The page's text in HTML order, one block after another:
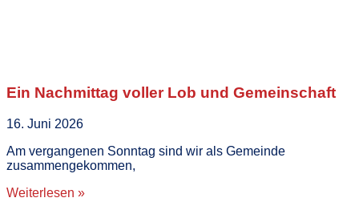
Ein Nachmittag voller Lob und Gemeinschaft
16. Juni 2026
Am vergangenen Sonntag sind wir als Gemeinde
zusammengekommen,
Weiterlesen »